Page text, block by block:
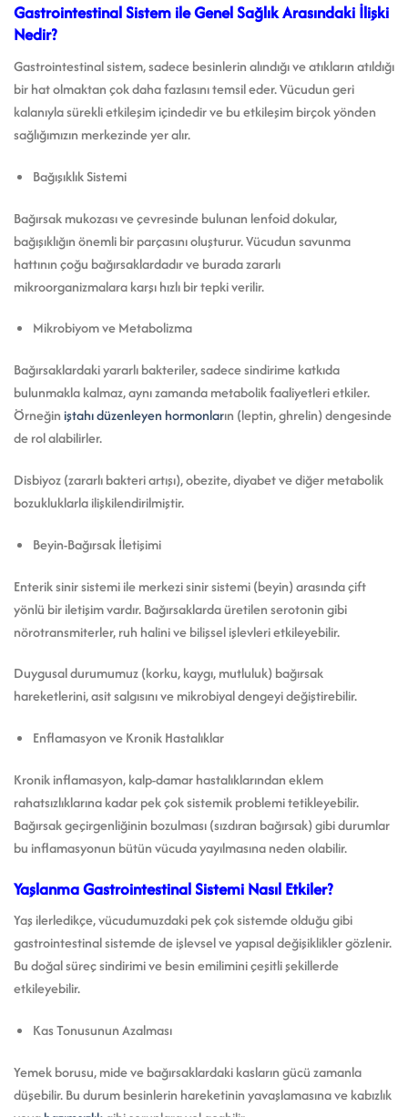
Gastrointestinal Sistem ile Genel Sağlık Arasındaki İlişki
Nedir?
Gastrointestinal sistem, sadece besinlerin alındığı ve atıkların atıldığı
bir hat olmaktan çok daha fazlasını temsil eder. Vücudun geri
kalanıyla sürekli etkileşim içindedir ve bu etkileşim birçok yönden
sağlığımızın merkezinde yer alır.
Bağışıklık Sistemi
Bağırsak mukozası ve çevresinde bulunan lenfoid dokular,
bağışıklığın önemli bir parçasını oluşturur. Vücudun savunma
hattının çoğu bağırsaklardadır ve burada zararlı
mikroorganizmalara karşı hızlı bir tepki verilir.
Mikrobiyom ve Metabolizma
Bağırsaklardaki yararlı bakteriler, sadece sindirime katkıda
bulunmakla kalmaz, aynı zamanda metabolik faaliyetleri etkiler.
Örneğiniştahı düzenleyen hormonların (leptin, ghrelin) dengesinde
de rol alabilirler.
Disbiyoz (zararlı bakteri artışı), obezite, diyabet ve diğer metabolik
bozukluklarla ilişkilendirilmiştir.
Beyin-Bağırsak İletişimi
Enterik sinir sistemi ile merkezi sinir sistemi (beyin) arasında çift
yönlü bir iletişim vardır. Bağırsaklarda üretilen serotonin gibi
nörotransmiterler, ruh halini ve bilişsel işlevleri etkileyebilir.
Duygusal durumumuz (korku, kaygı, mutluluk) bağırsak
hareketlerini, asit salgısını ve mikrobiyal dengeyi değiştirebilir.
Enflamasyon ve Kronik Hastalıklar
Kronik inflamasyon, kalp-damar hastalıklarından eklem
rahatsızlıklarına kadar pek çok sistemik problemi tetikleyebilir.
Bağırsak geçirgenliğinin bozulması (sızdıran bağırsak) gibi durumlar
bu inflamasyonun bütün vücuda yayılmasına neden olabilir.
Yaşlanma Gastrointestinal Sistemi Nasıl Etkiler?
Yaş ilerledikçe, vücudumuzdaki pek çok sistemde olduğu gibi
gastrointestinal sistemde de işlevsel ve yapısal değişiklikler gözlenir.
Bu doğal süreç sindirimi ve besin emilimini çeşitli şekillerde
etkileyebilir.
Kas Tonusunun Azalması
Yemek borusu, mide ve bağırsaklardaki kasların gücü zamanla
düşebilir. Bu durum besinlerin hareketinin yavaşlamasına ve kabızlık